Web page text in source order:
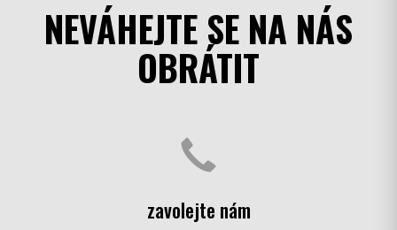
NEVÁHEJTE SE NA NÁS
OBRÁTIT
zavolejte nám